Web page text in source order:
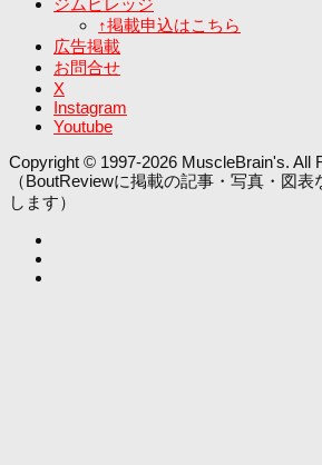
ジムビレッジ
↑掲載申込はこちら
広告掲載
お問合せ
X
Instagram
Youtube
Copyright © 1997-2026 MuscleBrain's. All
（BoutReviewに掲載の記事・写真・図
します）